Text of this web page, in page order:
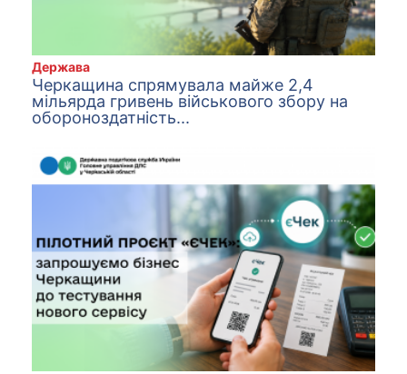
Держава
Черкащина спрямувала майже 2,4
мільярда гривень військового збору на
обороноздатність...